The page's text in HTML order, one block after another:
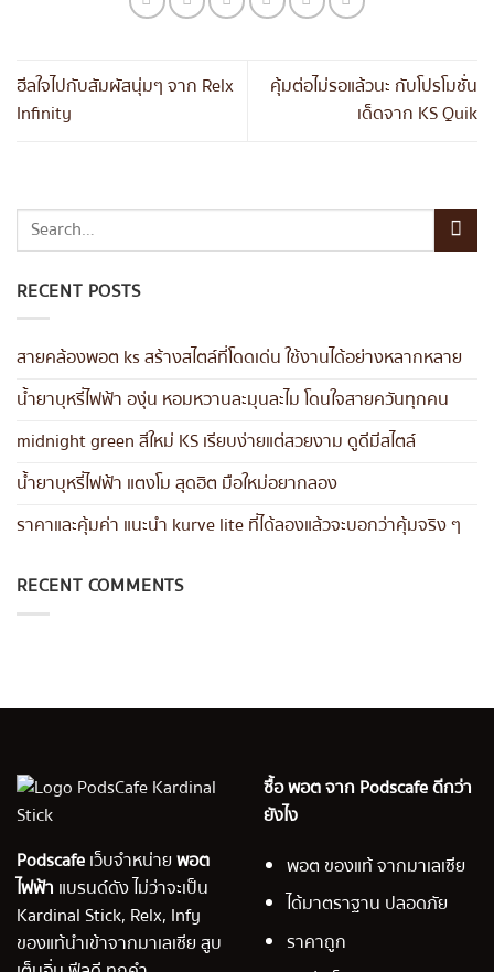
ฮีลใจไปกับสัมผัสนุ่มๆ จาก Relx
Infinity
คุ้มต่อไม่รอแล้วนะ กับโปรโมชั่น
เด็ดจาก KS Quik
RECENT POSTS
สายคล้องพอต ks สร้างสไตล์ที่โดดเด่น ใช้งานได้อย่างหลากหลาย
น้ำยาบุหรี่ไฟฟ้า องุ่น หอมหวานละมุนละไม โดนใจสายควันทุกคน
midnight green สีใหม่ KS เรียบง่ายแต่สวยงาม ดูดีมีสไตล์
น้ำยาบุหรี่ไฟฟ้า แตงโม สุดฮิต มือใหม่อยากลอง
ราคาและคุ้มค่า แนะนำ kurve lite ที่ได้ลองแล้วจะบอกว่าคุ้มจริง ๆ
RECENT COMMENTS
Podscafeเว็บจำหน่ายพอต
ไฟฟ้า แบรนด์ดัง ไม่ว่าจะเป็น
Kardinal Stick, Relx, Infy
ของแท้นำเข้าจากมาเลเซีย สูบ
ซื้อ พอต จาก Podscafe ดีกว่า
ยังไง
พอต ของแท้ จากมาเลเซีย
ได้มาตราฐาน ปลอดภัย
ราคาถูก